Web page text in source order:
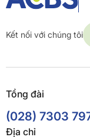
Kết nối với chúng tôi
Tổng đài
(028) 7303
Địa chỉ